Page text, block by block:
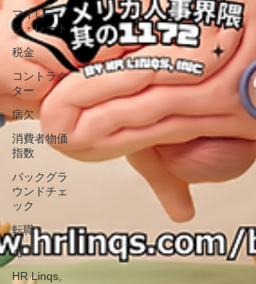
マイレー
ジ・レート
税金
コントラク
ター
病欠
消費者物価
指数
バックグラ
ウンドチェ
ック
転職
AI
HR Linqs,